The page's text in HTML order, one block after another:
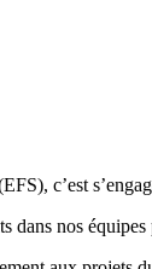
c’est
dans nos